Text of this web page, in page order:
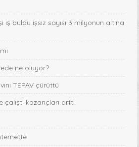
iş buldu işsiz sayısı 3 milyonun altına
ne oluyor?
TEPAV çürüttü
kazançları arttı